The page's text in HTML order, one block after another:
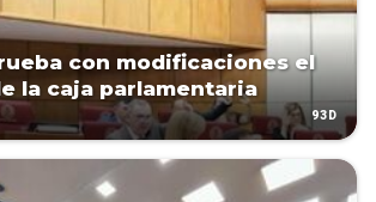
con modificaciones el
la caja parlamentaria
93D